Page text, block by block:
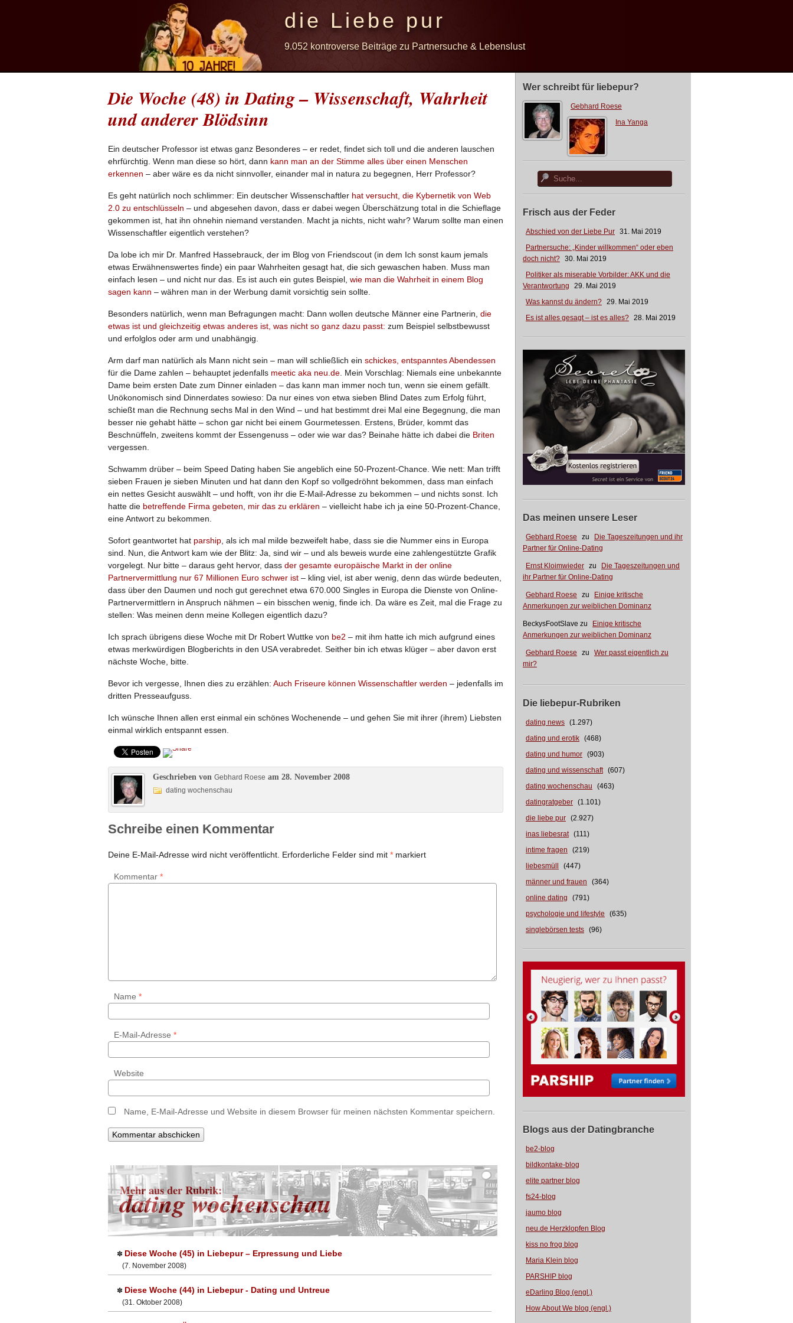
die Liebe pur
9.052 kontroverse Beiträge zu Partnersuche & Lebenslust
Wer schreibt für liebepur?
Gebhard Roese
Ina Yanga
Frisch aus der Feder
Abschied von der Liebe Pur 31. Mai 2019
Partnersuche: „Kinder willkommen“ oder eben
doch nicht? 30. Mai 2019
Politiker als miserable Vorbilder: AKK und die
Verantwortung
29. Mai 2019
Was kannst du ändern? 29. Mai 2019
Es ist alles gesagt – ist es alles? 28. Mai 2019
Das meinen unsere Leser
Gebhard Roese zu
Die Tageszeitungen und ihr
Partner für Online-Dating
Ernst Kloimwieder zu
Die Tageszeitungen und
ihr Partner für Online-Dating
Gebhard Roese zu
Einige kritische
Anmerkungen zur weiblichen Dominanz
BeckysFootSlave zu
Einige kritische
Anmerkungen zur weiblichen Dominanz
Gebhard Roese zu
Wer passt eigentlich zu
mir?
Die liebepur-Rubriken
dating news (1.297)
dating und erotik (468)
dating und humor (903)
dating und wissenschaft (607)
dating wochenschau
(463)
datingratgeber (1.101)
die liebe pur (2.927)
inas liebesrat (111)
intime fragen
(219)
liebesmüll
(447)
männer und frauen
(364)
online dating
(791)
psychologie und lifestyle
(635)
singlebörsen tests (96)
Blogs aus der Datingbranche
be2-blog
bildkontake-blog
elite partner blog
fs24-blog
jaumo blog
neu.de Herzklopfen Blog
kiss no frog blog
Maria Klein blog
PARSHIP blog
eDarling Blog (engl.)
How About We blog (engl.)
Die Woche (48) in Dating – Wissenschaft, Wahrheit
und anderer Blödsinn
Ein deutscher Professor ist etwas ganz Besonderes – er redet, findet sich toll und die anderen lauschen
ehrfürchtig. Wenn man diese so hört, dann kann man an der Stimme alles über einen Menschen
erkennen – aber wäre es da nicht sinnvoller, einander mal in natura zu begegnen, Herr Professor?
Es geht natürlich noch schlimmer: Ein deutscher Wissenschaftler hat versucht, die Kybernetik von Web
2.0 zu entschlüsseln – und abgesehen davon, dass er dabei wegen Überschätzung total in die Schieflage
gekommen ist, hat ihn ohnehin niemand verstanden. Macht ja nichts, nicht wahr? Warum sollte man einen
Wissenschaftler eigentlich verstehen?
Da lobe ich mir Dr. Manfred Hassebrauck, der im Blog von Friendscout (in dem Ich sonst kaum jemals
etwas Erwähnenswertes finde) ein paar Wahrheiten gesagt hat, die sich gewaschen haben. Muss man
einfach lesen – und nicht nur das. Es ist auch ein gutes Beispiel, wie man die Wahrheit in einem Blog
sagen kann – währen man in der Werbung damit vorsichtig sein sollte.
Besonders natürlich, wenn man Befragungen macht: Dann wollen deutsche Männer eine Partnerin, die
etwas ist und gleichzeitig etwas anderes ist, was nicht so ganz dazu passt: zum Beispiel selbstbewusst
und erfolglos oder arm und unabhängig.
Arm darf man natürlich als Mann nicht sein – man will schließlich ein schickes, entspanntes Abendessen
für die Dame zahlen – behauptet jedenfalls meetic aka neu.de . Mein Vorschlag: Niemals eine unbekannte
Dame beim ersten Date zum Dinner einladen – das kann man immer noch tun, wenn sie einem gefällt.
Unökonomisch sind Dinnerdates sowieso: Da nur eines von etwa sieben Blind Dates zum Erfolg führt,
schießt man die Rechnung sechs Mal in den Wind – und hat bestimmt drei Mal eine Begegnung, die man
besser nie gehabt hätte – schon gar nicht bei einem Gourmetessen. Erstens, Brüder, kommt das
Beschnüffeln, zweitens kommt der Essengenuss – oder wie war das? Beinahe hätte ich dabei die Briten
vergessen.
Schwamm drüber – beim Speed Dating haben Sie angeblich eine 50-Prozent-Chance. Wie nett: Man trifft
sieben Frauen je sieben Minuten und hat dann den Kopf so vollgedröhnt bekommen, dass man einfach
ein nettes Gesicht auswählt – und hofft, von ihr die E-Mail-Adresse zu bekommen – und nichts sonst. Ich
hatte die betreffende Firma gebeten, mir das zu erklären – vielleicht habe ich ja eine 50-Prozent-Chance,
eine Antwort zu bekommen.
Sofort geantwortet hat parship , als ich mal milde bezweifelt habe, dass sie die Nummer eins in Europa
sind. Nun, die Antwort kam wie der Blitz: Ja, sind wir – und als beweis wurde eine zahlengestützte Grafik
vorgelegt. Nur bitte – daraus geht hervor, dass der gesamte europäische Markt in der online
Partnervermittlung nur 67 Millionen Euro schwer ist – kling viel, ist aber wenig, denn das würde bedeuten,
dass über den Daumen und noch gut gerechnet etwa 670.000 Singles in Europa die Dienste von Online-
Partnervermittlern in Anspruch nähmen – ein bisschen wenig, finde ich. Da wäre es Zeit, mal die Frage zu
stellen: Was meinen denn meine Kollegen eigentlich dazu?
Ich sprach übrigens diese Woche mit Dr Robert Wuttke von be2 – mit ihm hatte ich mich aufgrund eines
etwas merkwürdigen Blogberichts in den USA verabredet. Seither bin ich etwas klüger – aber davon erst
nächste Woche, bitte.
Bevor ich vergesse, Ihnen dies zu erzählen: Auch Friseure können Wissenschaftler werden – jedenfalls im
dritten Presseaufguss.
Ich wünsche Ihnen allen erst einmal ein schönes Wochenende – und gehen Sie mit ihrer (ihrem) Liebsten
einmal wirklich entspannt essen.
Geschrieben von Gebhard Roese am 28. November 2008
dating wochenschau
Schreibe einen Kommentar
Deine E-Mail-Adresse wird nicht veröffentlicht. Erforderliche Felder sind mit * markiert
Kommentar *
Name *
E-Mail-Adresse *
Website
Name, E-Mail-Adresse und Website in diesem Browser für meinen nächsten Kommentar speichern.
Mehr aus der Rubrik:
dating wochenschau
✽ Diese Woche (45) in Liebepur – Erpressung und Liebe
(7. November 2008)
✽ Diese Woche (44) in Liebepur - Dating und Untreue
(31. Oktober 2008)